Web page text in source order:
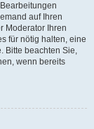
auf Ihren
Moderator Ihren
für nötig halten, eine
Bitte beachten Sie,
wenn bereits